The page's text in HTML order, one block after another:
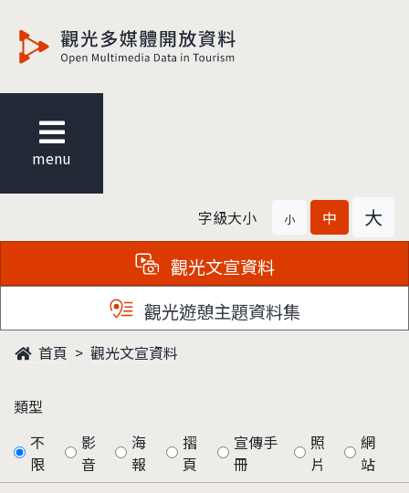
menu
字級大小 小 中 大
觀光文宣資料
觀光遊憩主題資料集
首頁 觀光文宣資料
類型
不
限
影
音
海
報
摺
頁
宣傳手
冊
照
片
網
站